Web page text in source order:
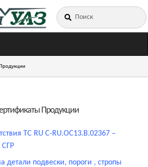
Искать:
Продукции
ТС RU C-RU.OC13.B.02367 –
СГР
детали подвески, пороги , стропы